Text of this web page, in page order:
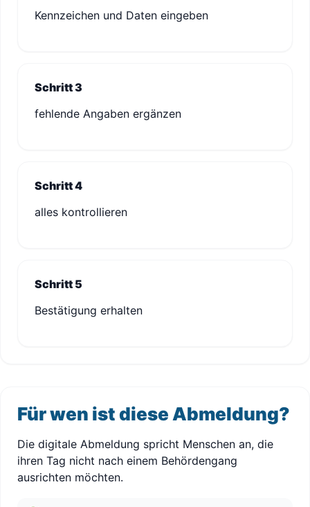
Kennzeichen und Daten eingeben
Schritt 3
fehlende Angaben ergänzen
Schritt 4
alles kontrollieren
Schritt 5
Bestätigung erhalten
Für wen ist diese Abmeldung?
Die digitale Abmeldung spricht Menschen an, die
ihren Tag nicht nach einem Behördengang
ausrichten möchten.